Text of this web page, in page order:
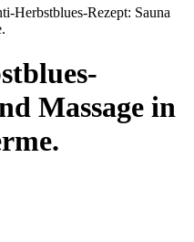
Herbstblues-Rezept: Sauna
Massage in